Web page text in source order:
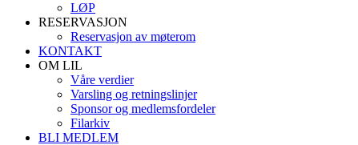
LØP
RESERVASJON
Reservasjon av møterom
KONTAKT
OM LIL
Våre verdier
Varsling og retningslinjer
Sponsor og medlemsfordeler
Filarkiv
BLI MEDLEM